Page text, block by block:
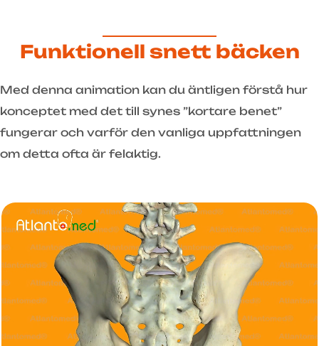
Funktionell snett bäcken
Med denna animation kan du äntligen förstå hur
konceptet med det till synes ”kortare benet”
fungerar och varför den vanliga uppfattningen
om detta ofta är felaktig.